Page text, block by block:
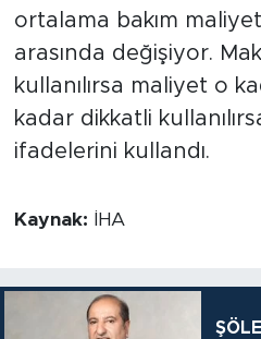
ortalama bakım
arasında değişiyor.
kullanılırsa maliyet o
kadar dikkatli
ifadelerini kullandı.
Kaynak: İHA